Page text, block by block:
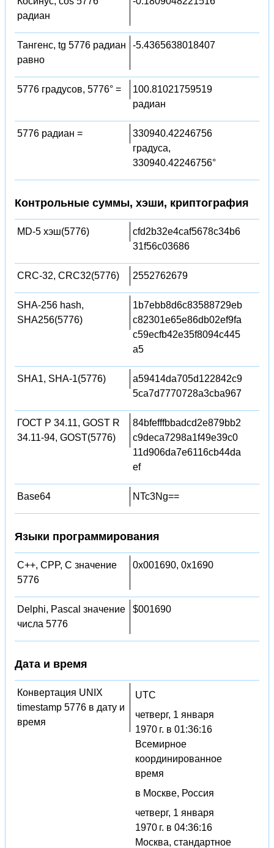
радиан
Тангенс, tg 5776 радиан
равно
-5.4365638018407
5776 градусов, 5776° =
100.81021759519
радиан
5776 радиан =
330940.42246756
градуса,
330940.42246756°
Контрольные суммы, хэши, криптография
MD-5 хэш(5776)
cfd2b32e4caf5678c34b6
31f56c03686
CRC-32, CRC32(5776) 2552762679
SHA-256 hash,
SHA256(5776)
1b7ebb8d6c83588729eb
c82301e65e86db02ef9fa
c59ecfb42e35f8094c445
a5
SHA1, SHA-1(5776)
a59414da705d122842c9
5ca7d7770728a3cba967
ГОСТ Р 34.11, GOST R
34.11-94, GOST(5776)
84bfefffbbadcd2e879bb2
c9deca7298a1f49e39c0
11d906da7e6116cb44da
ef
Base64 NTc3Ng==
Языки программирования
C++, CPP, C значение
5776
0x001690, 0x1690
Delphi, Pascal значение
числа 5776
$001690
Дата и время
Конвертация UNIX
timestamp 5776 в дату и
время
UTC
четверг, 1 января
1970 г. в 01:36:16
Всемирное
координированное
время
в Москве, Россия
четверг, 1 января
1970 г. в 04:36:16
Москва, стандартное